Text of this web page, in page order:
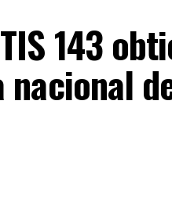
143